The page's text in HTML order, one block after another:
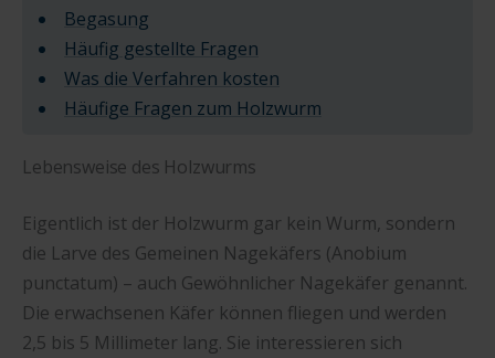
Begasung
Häufig gestellte Fragen
Was die Verfahren kosten
Häufige Fragen zum Holzwurm
Lebensweise des Holzwurms
Eigentlich ist der Holzwurm gar kein Wurm, sondern
die Larve des Gemeinen Nagekäfers (Anobium
punctatum) – auch Gewöhnlicher Nagekäfer genannt.
Die erwachsenen Käfer können fliegen und werden
2,5 bis 5 Millimeter lang. Sie interessieren sich